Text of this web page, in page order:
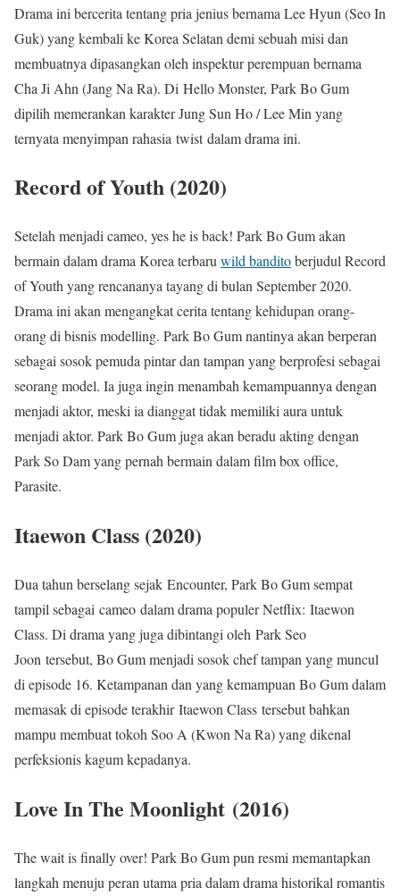
Drama ini bercerita tentang pria jenius bernama Lee Hyun (Seo In
Guk) yang kembali ke Korea Selatan demi sebuah misi dan
membuatnya dipasangkan oleh inspektur perempuan bernama
Cha Ji Ahn (Jang Na Ra). Di Hello Monster, Park Bo Gum
dipilih memerankan karakter Jung Sun Ho / Lee Min yang
ternyata menyimpan rahasia twist dalam drama ini.
Record of Youth (2020)
Setelah menjadi cameo, yes he is back! Park Bo Gum akan
bermain dalam drama Korea terbaruwild banditoberjudul Record
of Youth yang rencananya tayang di bulan September 2020.
Drama ini akan mengangkat cerita tentang kehidupan orang-
orang di bisnis modelling. Park Bo Gum nantinya akan berperan
sebagai sosok pemuda pintar dan tampan yang berprofesi sebagai
seorang model. Ia juga ingin menambah kemampuannya dengan
menjadi aktor, meski ia dianggat tidak memiliki aura untuk
menjadi aktor. Park Bo Gum juga akan beradu akting dengan
Park So Dam yang pernah bermain dalam film box office,
Parasite.
Itaewon Class (2020)
Dua tahun berselang sejak Encounter, Park Bo Gum sempat
tampil sebagai cameo dalam drama populer Netflix: Itaewon
Class. Di drama yang juga dibintangi oleh Park Seo
Joon tersebut, Bo Gum menjadi sosok chef tampan yang muncul
di episode 16. Ketampanan dan yang kemampuan Bo Gum dalam
memasak di episode terakhir Itaewon Class tersebut bahkan
mampu membuat tokoh Soo A (Kwon Na Ra) yang dikenal
perfeksionis kagum kepadanya.
Love In The Moonlight (2016)
The wait is finally over! Park Bo Gum pun resmi memantapkan
langkah menuju peran utama pria dalam drama historikal romantis